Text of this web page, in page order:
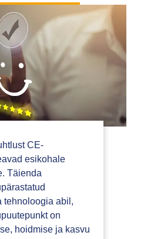
CE-
esikohale
Täienda
tehnoloogia abil,
on
hoidmise ja kasvu